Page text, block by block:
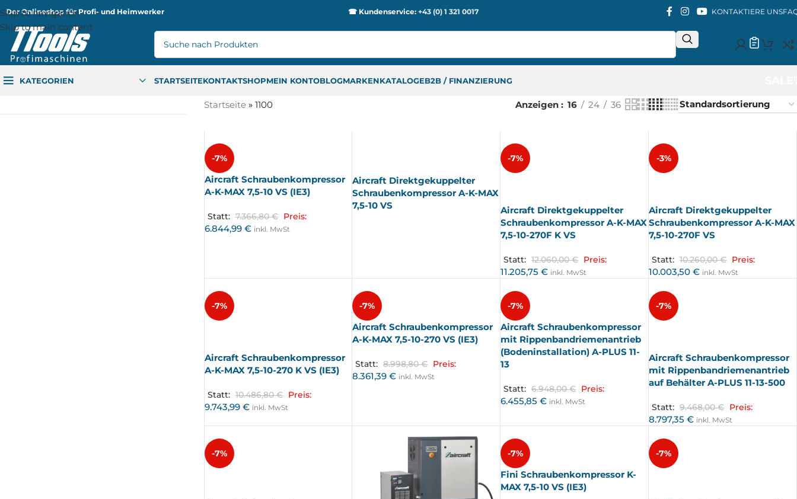
Skip to navigation
Skip to main content
Der Onlineshop für Profi- und Heimwerker ☎ Kundenservice:+43 (0) 1 321 0017 KONTAKTIERE UNS
KATEGORIEN STARTSEITEKONTAKTSHOPMEIN KONTOBLOGMARKENKATALOGEB2B / FINANZIERUNG
Startseite» 1100 Anzeigen 16 24 36
-7%
Aircraft Schraubenkompressor
A-K-MAX 7,5-10 VS (IE3)
Statt: 7.366,80€ Preis:
6.844,99 € inkl. MwSt
Aircraft Direktgekuppelter
Schraubenkompressor A-K-MAX
7,5-10 VS
-7%
Aircraft Direktgekuppelter
Schraubenkompressor A-K-MAX
7,5-10-270F K VS
Statt: 12.060,00€ Preis:
11.205,75€ inkl. MwSt
-3%
Aircraft Direktgekuppelter
Schraubenkompressor A-K-MAX
7,5-10-270F VS
Statt: 10.260,00€ Preis:
10.003,50€ inkl. MwSt
-7%
Aircraft Schraubenkompressor
A-K-MAX 7,5-10-270 K VS (IE3)
Statt: 10.486,80€ Preis:
9.743,99 € inkl. MwSt
-7%
Aircraft Schraubenkompressor
A-K-MAX 7,5-10-270 VS (IE3)
Statt: 8.998,80€ Preis:
8.361,39€ inkl. MwSt
-7%
Aircraft Schraubenkompressor
mit Rippenbandriemenantrieb
(Bodeninstallation) A-PLUS 11-
13
Statt: 6.948,00€ Preis:
6.455,85€ inkl. MwSt
-7%
Aircraft Schraubenkompressor
mit Rippenbandriemenantrieb
auf Behälter A-PLUS 11-13-500
Statt: 9.468,00€ Preis:
8.797,35€ inkl. MwSt
-7% -7%
Fini Schraubenkompressor K-
MAX 7,5-10 VS (IE3)
-7%